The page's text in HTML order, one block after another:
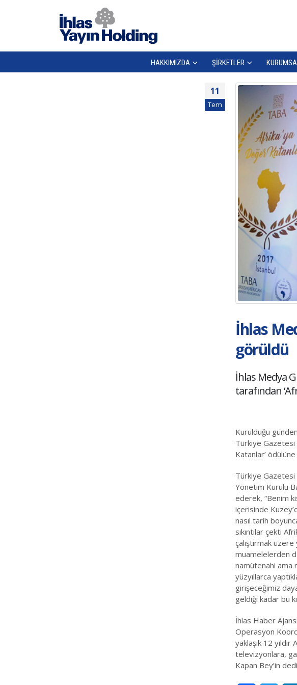
HAKKIMIZDA ŞIRKETLER
11
Tem
İhlas
görüldü
İhlas Medya
tarafından
Kurulduğu
Türkiye Gazetesi
Katanlar’
Türkiye Gazetesi
Yönetim Kurulu
ederek, “Benim
içerisinde
nasıl tarih
sıkıntılar çekti
çalıştırmak
muamelelerden
namütenahi ama
yüzyıllarca
girişeceğimiz
geldiği kadar bu
İhlas Haber
Operasyon
yaklaşık 12
televizyonlara,
Kapan Bey’in